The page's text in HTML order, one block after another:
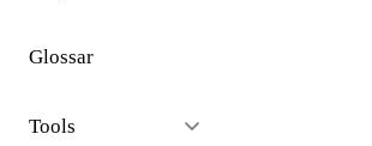
Glossar
Tools